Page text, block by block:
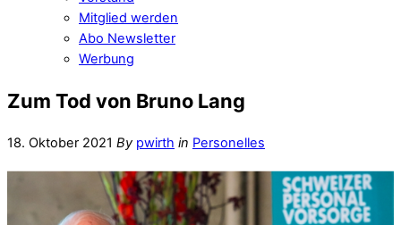
Mitglied werden
Abo Newsletter
Werbung
Zum Tod von Bruno Lang
18. Oktober 2021 By pwirth in Personelles